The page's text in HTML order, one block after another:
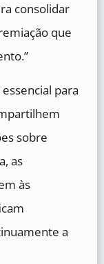
consolidar
que
para
sobre
as
às
a